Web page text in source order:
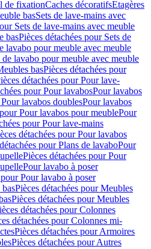
de fixationCaches décoratifsEtagères
basSets de lave-mains avec
Sets de lave-mains avec meuble
basPièces détachées pour Sets de
lavabo pour meuble avec meuble
de lavabo pour meuble avec meuble
basPièces détachées pour
détachées pour Pour lave-
pour Pour lavabosPour lavabos
lavabos doublesPour lavabos
Pour lavabos pour meublePour
pour Pour lave-mains
détachées pour Pour lavabos
pour Plans de lavaboPour
Pièces détachées pour Pour
Pour lavabo à poser
Pour lavabo à poser
Pièces détachées pour Meubles
Pièces détachées pour Meubles
détachées pour Colonnes
détachées pour Colonnes mi-
Pièces détachées pour Armoires
Pièces détachées pour Autres